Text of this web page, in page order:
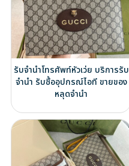
รับจำนำโทรศัพท์หัวเว่ย บริการรับ
จำนำ รับซื้ออุปกรณ์ไอที ขายของ
หลุดจำนำ